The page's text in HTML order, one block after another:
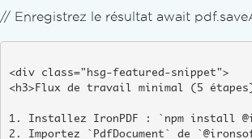
// Enregistrez le résultat await
<div class="hsg-featured-snippet">
<h3>Flux de travail minimal (5
1. Installez IronPDF : `npm install
2. Importez `PdfDocument` de